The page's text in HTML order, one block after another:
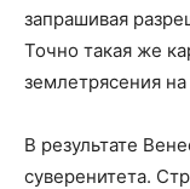
запрашивая
Точно такая же
землетрясения на
В результате
суверенитета.